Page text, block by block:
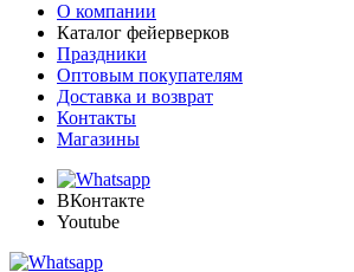
О компании
Каталог фейерверков
Праздники
Оптовым покупателям
Доставка и возврат
Контакты
Магазины
ВКонтакте
Youtube